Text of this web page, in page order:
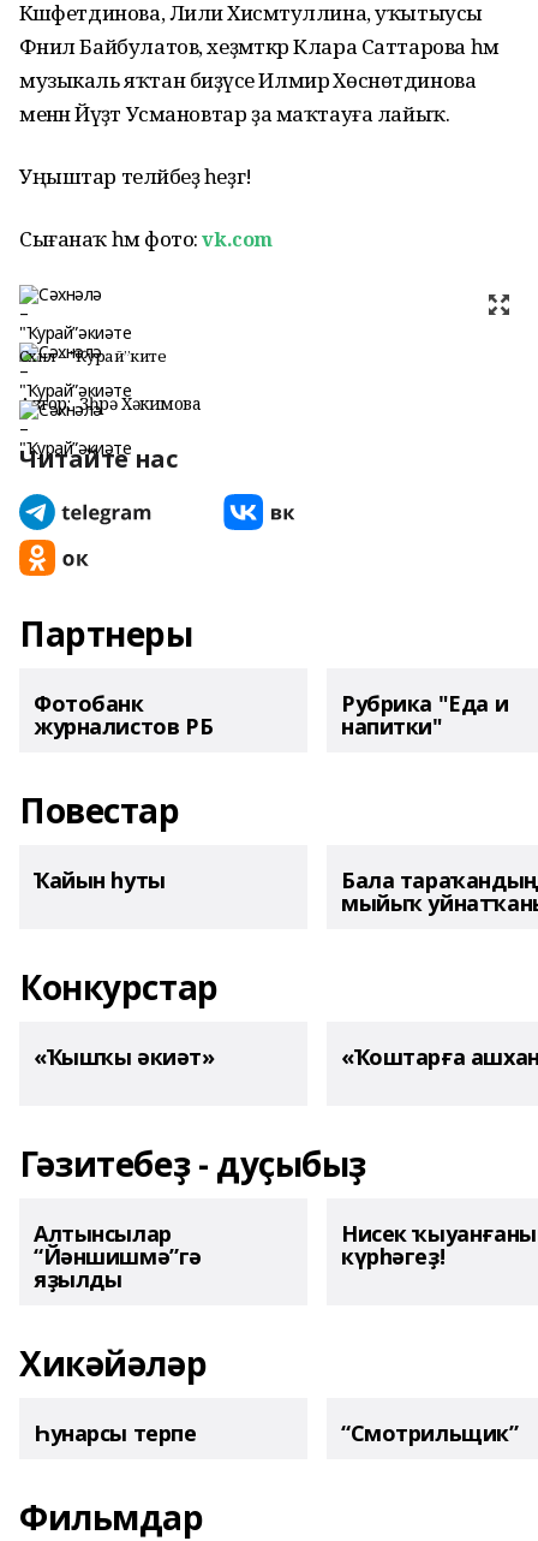
Кәшәфетдинова, Лилиә Хисмәтуллина, уҡытыусы
Фәнил Байбулатов, хеҙмәткәр Клара Саттарова һәм
музыкаль яҡтан биҙәүсе Илмирә Хөснөтдинова
менән Йәүҙәт Усмановтар ҙа маҡтауға лайыҡ.
Уңыштар теләйбеҙ һеҙгә!
Сығанаҡ һәм фото:vk.com
Сәхнәлә – "Ҡурай”әкиәте
Автор: Зөһрә Хәкимова
Читайте нас
Партнеры
Фотобанк
журналистов РБ
Рубрика "Еда и
напитки"
Повестар
Ҡайын һуты Бала тараҡандың
мыйыҡ
Конкурстар
«Ҡышҡы әкиәт» «Ҡоштарға
Гәзитебеҙ - дуҫыбыҙ
Алтынсылар
“Йәншишмә”гә
яҙылды
Нисек
күрһәгеҙ!
Хикәйәләр
Һунарсы терпе “Смотрильщик”
Фильмдар